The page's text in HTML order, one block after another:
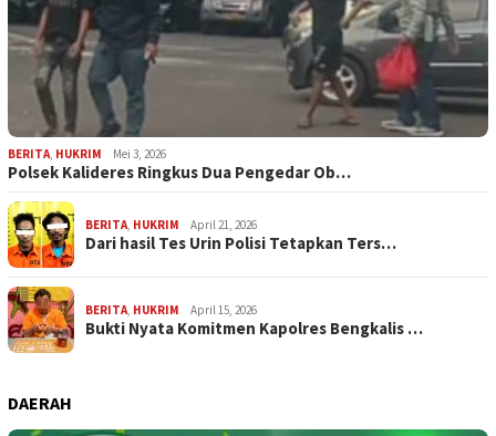
BERITA HUKRIM Mei 3, 2026
Polsek Kalideres Ringkus Dua Pengedar Ob…
BERITA HUKRIM April 21, 2026
Dari hasil Tes Urin Polisi Tetapkan Ters…
BERITA HUKRIM April 15, 2026
Bukti Nyata Komitmen Kapolres Bengkalis …
DAERAH